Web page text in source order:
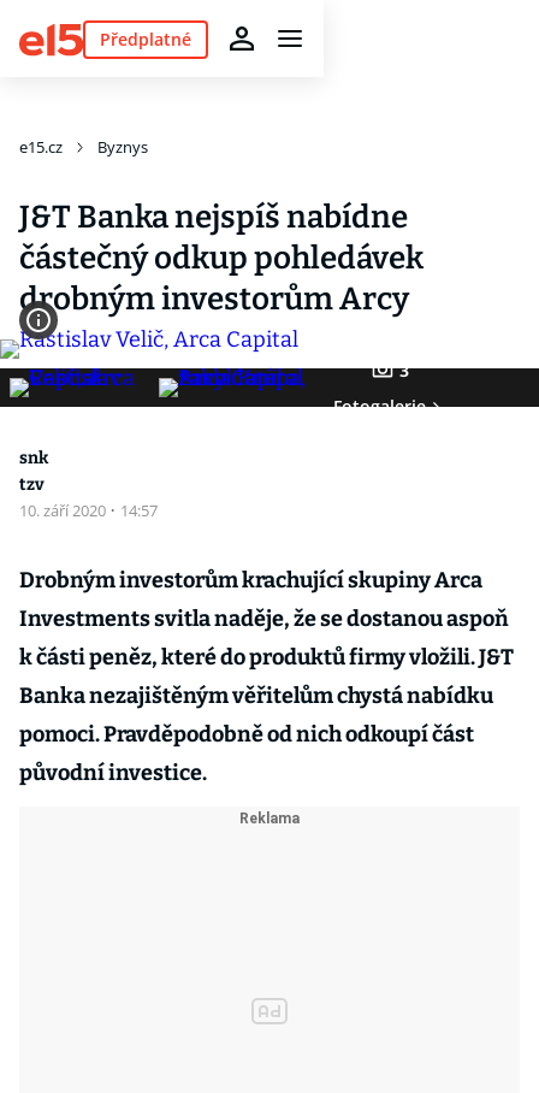
Předplatné
e15.cz Byznys
J&T Banka nejspíš nabídne
částečný odkup pohledávek
drobným investorům Arcy
3
Fotogalerie
snk
tzv
10. září 2020 · 14:57
Drobným investorům krachující skupiny Arca
Investments svitla naděje, že se dostanou aspoň
k části peněz, které do produktů firmy vložili. J&T
Banka nezajištěným věřitelům chystá nabídku
pomoci. Pravděpodobně od nich odkoupí část
původní investice.